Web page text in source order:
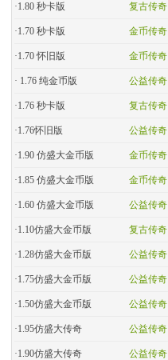
复古传奇
·1.80 秒卡版
金币传奇
·1.70 秒卡版
金币传奇
·1.70 怀旧版
公益传奇
· 1.76 纯金币版
复古传奇
·1.76 秒卡版
公益传奇
·1.76怀旧版
金币传奇
·1.90 仿盛大金币版
金币传奇
·1.85 仿盛大金币版
公益传奇
·1.60 仿盛大金币版
复古传奇
·1.10仿盛大金币版
公益传奇
·1.28仿盛大金币版
公益传奇
·1.75仿盛大金币版
公益传奇
·1.50仿盛大金币版
公益传奇
·1.95仿盛大传奇
公益传奇
·1.90仿盛大传奇